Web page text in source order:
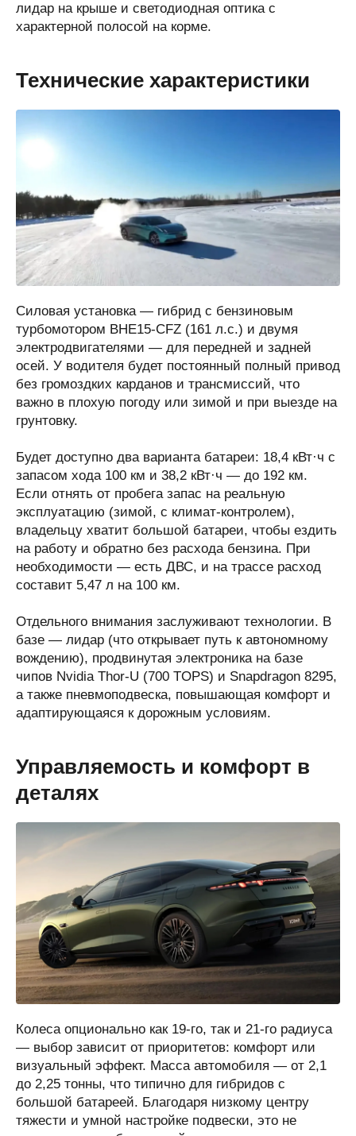
лидар на крыше и светодиодная оптика с
характерной полосой на корме.
Технические характеристики
Силовая установка — гибрид с бензиновым
турбомотором BHE15-CFZ (161 л.с.) и двумя
электродвигателями — для передней и задней
осей. У водителя будет постоянный полный привод
без громоздких карданов и трансмиссий, что
важно в плохую погоду или зимой и при выезде на
грунтовку.
Будет доступно два варианта батареи: 18,4 кВт·ч с
запасом хода 100 км и 38,2 кВт·ч — до 192 км.
Если отнять от пробега запас на реальную
эксплуатацию (зимой, с климат-контролем),
владельцу хватит большой батареи, чтобы ездить
на работу и обратно без расхода бензина. При
необходимости — есть ДВС, и на трассе расход
составит 5,47 л на 100 км.
Отдельного внимания заслуживают технологии. В
базе — лидар (что открывает путь к автономному
вождению), продвинутая электроника на базе
чипов Nvidia Thor-U (700 TOPS) и Snapdragon 8295,
а также пневмоподвеска, повышающая комфорт и
адаптирующаяся к дорожным условиям.
Управляемость и комфорт в
деталях
Колеса опционально как 19-го, так и 21-го радиуса
— выбор зависит от приоритетов: комфорт или
визуальный эффект. Масса автомобиля — от 2,1
до 2,25 тонны, что типично для гибридов с
большой батареей. Благодаря низкому центру
тяжести и умной настройке подвески, это не